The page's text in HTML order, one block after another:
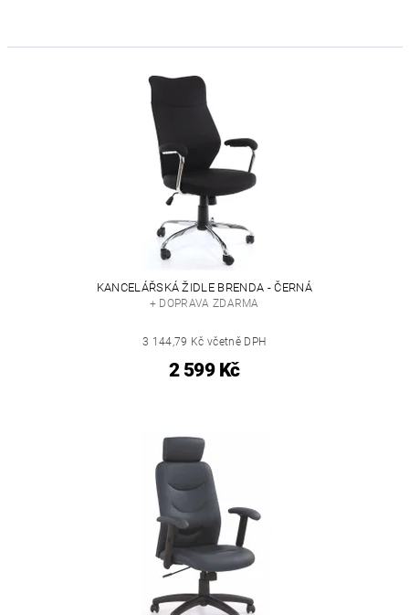
KANCELÁŘSKÁ ŽIDLE BRENDA - ČERNÁ
+ DOPRAVA ZDARMA
3 144,79 Kč včetně DPH
2 599 Kč